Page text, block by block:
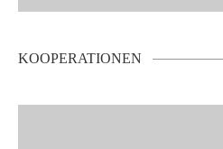
KOOPERATIONEN